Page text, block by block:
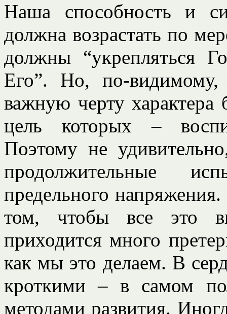
Наша способность и
должна возрастать по
должны “укрепляться
Его”. Но, по-
важную черту характера
цель которых –
Поэтому не
продолжительные
предельного
том, чтобы все это
приходится много
как мы это делаем. В
кроткими – в самом
методами развития.